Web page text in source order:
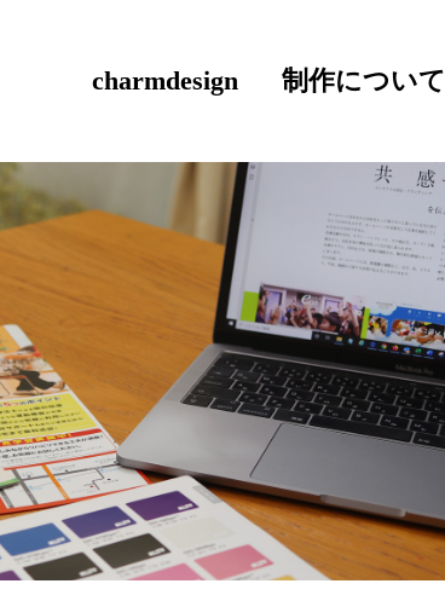
charmdesign 制作について